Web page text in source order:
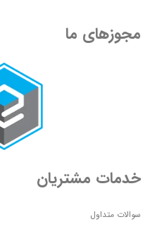
مجوزهای ما
خدمات مشتریان
سوالات متداول